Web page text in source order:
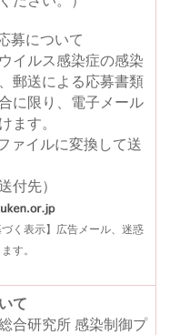
募について
イルス感染症の感染
郵送による応募書類
に限り、電子メール
ます。
ァイルに変換して送
付先）
づく表示】広告メール、迷惑
す。
て
合研究所 感染制御プ